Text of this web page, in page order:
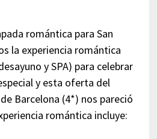
romántica para San
la experiencia romántica
y SPA) para celebrar
y esta oferta del
Barcelona (4*) nos pareció
romántica incluye: